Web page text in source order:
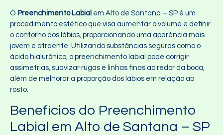
O Preenchimento Labial em Alto de Santana – SP é um
procedimento estético que visa aumentar o volume e definir
o contorno dos lábios, proporcionando uma aparência mais
jovem e atraente. Utilizando substâncias seguras como o
ácido hialurônico, o preenchimento labial pode corrigir
assimetrias, suavizar rugas e linhas finas ao redor da boca,
além de melhorar a proporção dos lábios em relação ao
rosto.
Benefícios do Preenchimento
Labial em Alto de Santana – SP